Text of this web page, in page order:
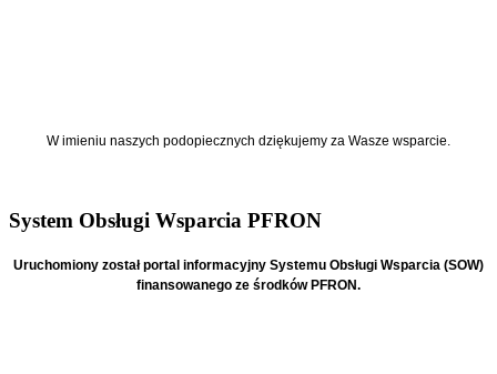
W imieniu naszych podopiecznych dziękujemy za Wasze wsparcie.
System Obsługi Wsparcia PFRON
Uruchomiony został portal informacyjny Systemu Obsługi Wsparcia (SOW)
finansowanego ze środków PFRON.